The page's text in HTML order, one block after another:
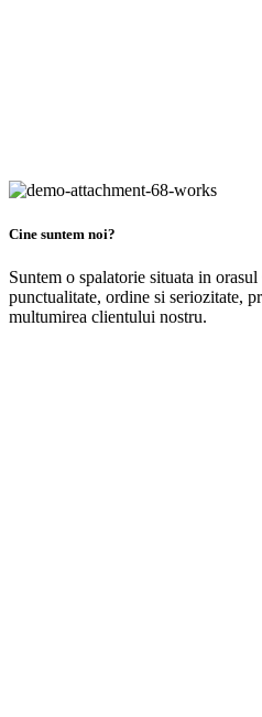
Cine suntem noi?
Suntem o spalatorie situata in
punctualitate, ordine si seriozitate,
multumirea clientului nostru.